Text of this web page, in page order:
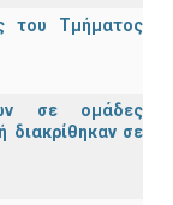
του Τμήματος
σε ομάδες
σε